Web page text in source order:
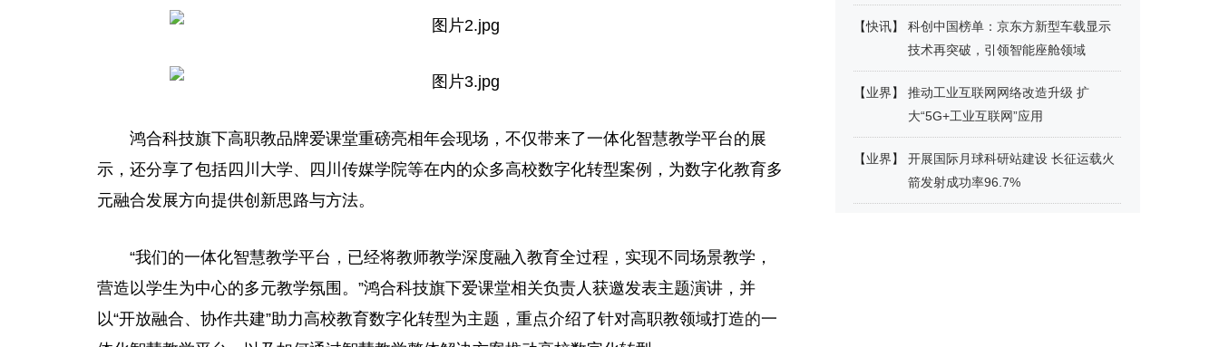
鸿合科技旗下高职教品牌爱课堂重磅亮相年会现场，不仅带来了一体化智慧教学平台的展
示，还分享了包括四川大学、四川传媒学院等在内的众多高校数字化转型案例，为数字化教育多
元融合发展方向提供创新思路与方法。
“我们的一体化智慧教学平台 ， 已经将教师教学深度融入教育全过程，实现不同场景教学，
营造以学生为中心的多元教学氛围。”鸿合科技旗下爱课堂相关负责人获邀发表主题演讲，并
以“开放融合、协作共建”助力高校教育数字化转型为主题，重点介绍了针对高职教领域打造的一
【快讯】
科创中国榜单：京东方新型车载显示
技术再突破，引领智能座舱领域
【业界】
推动工业互联网网络改造升级 扩
大“5G+工业互联网”应用
【业界】
开展国际月球科研站建设 长征运载火
箭发射成功率96.7%